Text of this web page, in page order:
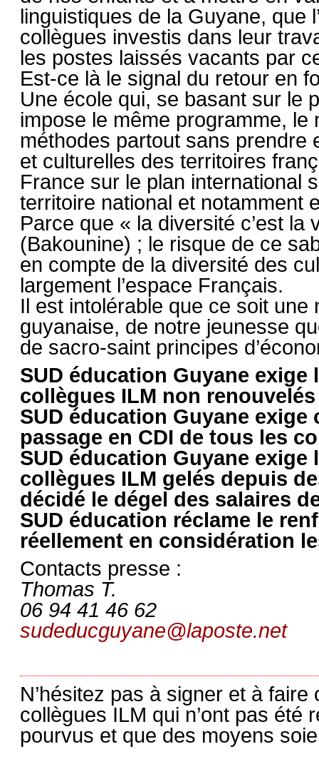
linguistiques de la Guyane, que
collègues investis dans leur
les postes laissés vacants par
Est-ce là le signal du retour en
Une école qui, se basant sur le
impose le même programme,
méthodes partout sans prendre
et culturelles des territoires
France sur le plan international
territoire national et notamment
Parce que « la diversité c’est la
(Bakounine) ; le risque de ce
en compte de la diversité des
largement l’espace Français.
Il est intolérable que ce soit une
guyanaise, de notre jeunesse
de sacro-saint principes
SUD éducation Guyane
collègues ILM non
SUD éducation Guyane
passage en CDI de tous les
SUD éducation Guyane
collègues ILM gelés depuis
décidé le dégel des salaires
SUD éducation réclame le
réellement en considération
Contacts presse :
Thomas T.
06 94 41 46 62
sudeducguyane@laposte.net
N’hésitez pas à signer et à
collègues ILM qui n’ont pas été
pourvus et que des moyens